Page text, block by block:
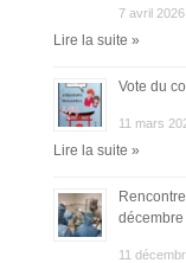
7 avril 2026
Lire la suite »
Vote du
11 mars
Lire la suite »
décembre
11